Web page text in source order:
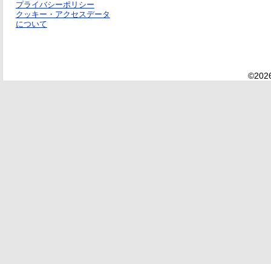
プライバシーポリシー
クッキー・アクセスデータ
について